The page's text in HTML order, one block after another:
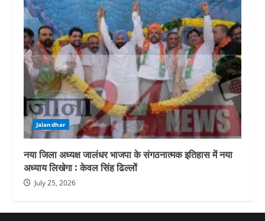
Jalandhar
नया जिला अध्यक्ष जालंधर भाजपा के संगठनात्मक इतिहास में नया
अध्याय लिखेगा : केवल सिंह ढिल्लों
July 25, 2026